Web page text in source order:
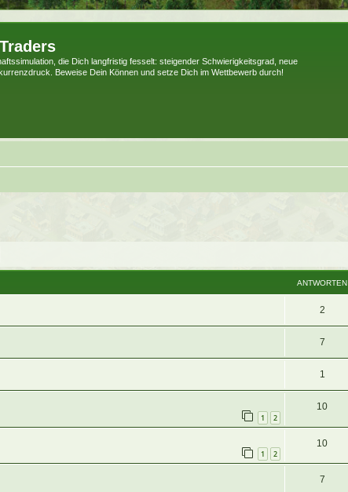
die Dich langfristig fesselt: steigender Schwierigkeitsgrad, neue
Beweise Dein Können und setze Dich im Wettbewerb durch!
ANTWORTEN
2
7
1
1 2
10
1 2
10
7